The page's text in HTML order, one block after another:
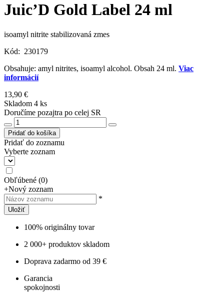
Juic’D Gold Label 24 ml
isoamyl nitrite stabilizovaná zmes
Kód: 230179
Obsahuje: amyl nitrites, isoamyl alcohol. Obsah 24 ml. Viac
informácií
13,90 €
Skladom 4 ks
Doručíme pozajtra po celej SR
Pridať do košíka
Pridať do zoznamu
Vyberte zoznam
Obľúbené (0)
+Nový zoznam
*
Uložiť
100% originálny tovar
2 000+ produktov skladom
Doprava zadarmo od 39 €
Garancia
spokojnosti